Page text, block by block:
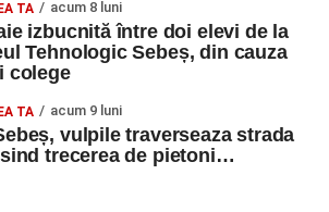
TA acum 8 luni
izbucnită între doi elevi de la
Tehnologic Sebeș, din cauza
colege
TA acum 9 luni
vulpile traverseaza strada
trecerea de pietoni…